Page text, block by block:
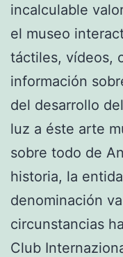
incalculable
el museo
táctiles, vídeos,
información
del desarrollo
luz a éste arte
sobre todo de
historia, la
denominación
circunstancias
Club